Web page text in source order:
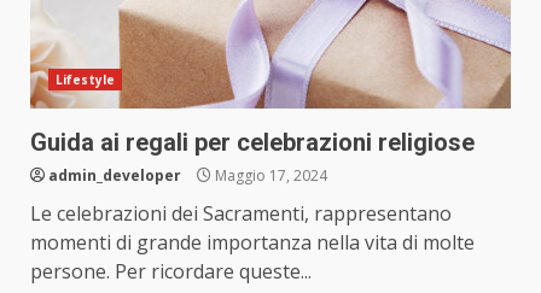
Lifestyle
Guida ai regali per celebrazioni religiose
admin_developer Maggio 17, 2024
Le celebrazioni dei Sacramenti, rappresentano
momenti di grande importanza nella vita di molte
persone. Per ricordare queste...